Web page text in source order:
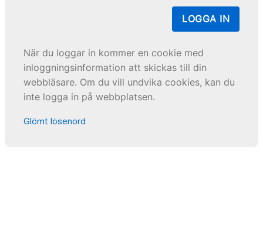
LOGGA IN
När du loggar in kommer en cookie med
inloggningsinformation att skickas till din
webbläsare. Om du vill undvika cookies, kan du
inte logga in på webbplatsen.
Glömt lösenord